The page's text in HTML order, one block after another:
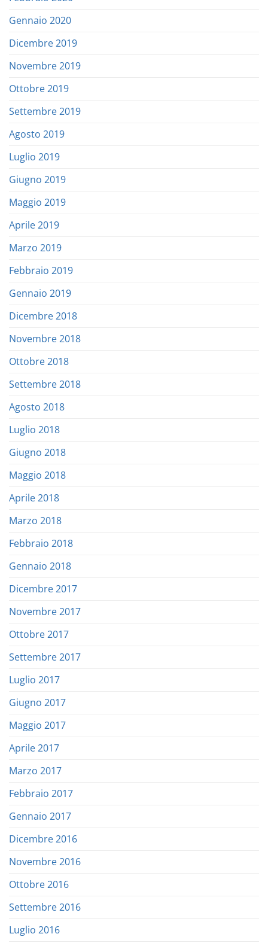
Gennaio 2020
Dicembre 2019
Novembre 2019
Ottobre 2019
Settembre 2019
Agosto 2019
Luglio 2019
Giugno 2019
Maggio 2019
Aprile 2019
Marzo 2019
Febbraio 2019
Gennaio 2019
Dicembre 2018
Novembre 2018
Ottobre 2018
Settembre 2018
Agosto 2018
Luglio 2018
Giugno 2018
Maggio 2018
Aprile 2018
Marzo 2018
Febbraio 2018
Gennaio 2018
Dicembre 2017
Novembre 2017
Ottobre 2017
Settembre 2017
Luglio 2017
Giugno 2017
Maggio 2017
Aprile 2017
Marzo 2017
Febbraio 2017
Gennaio 2017
Dicembre 2016
Novembre 2016
Ottobre 2016
Settembre 2016
Luglio 2016